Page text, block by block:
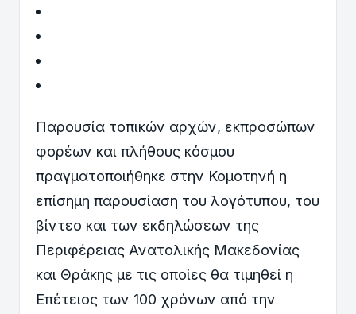
Παρουσία τοπικών αρχών, εκπροσώπων
φορέων και πλήθους κόσμου
πραγματοποιήθηκε στην Κομοτηνή η
επίσημη παρουσίαση του λογότυπου, του
βίντεο και των εκδηλώσεων της
Περιφέρειας Ανατολικής Μακεδονίας
και Θράκης με τις οποίες θα τιμηθεί η
Επέτειος των 100 χρόνων από την